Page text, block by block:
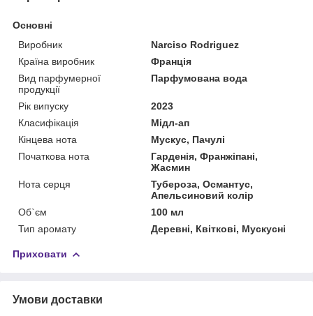
Основні
Виробник
Narciso Rodriguez
Країна виробник
Франція
Вид парфумерної
продукції
Парфумована вода
Рік випуску
2023
Класифікація
Мідл-ап
Кінцева нота
Мускус, Пачулі
Початкова нота
Гарденія, Франжіпані,
Жасмин
Нота серця
Тубероза, Османтус,
Апельсиновий колір
Об`єм
100 мл
Тип аромату
Деревні, Квіткові, Мускусні
Приховати
Умови доставки